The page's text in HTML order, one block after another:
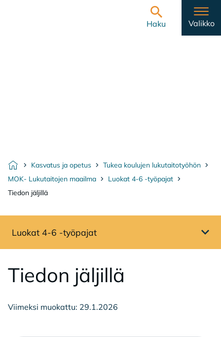
Haku
Valikko
Etusivu
Kasvatus ja opetus
Tukea koulujen lukutaitotyöhön
MOK- Lukutaitojen maailma
Luokat 4-6 -työpajat
Tiedon jäljillä
Avaa sivuvalikko
Luokat 4-6 -työpajat
Tie­don jäl­jil­lä
Viimeksi muokattu: 29.1.2026